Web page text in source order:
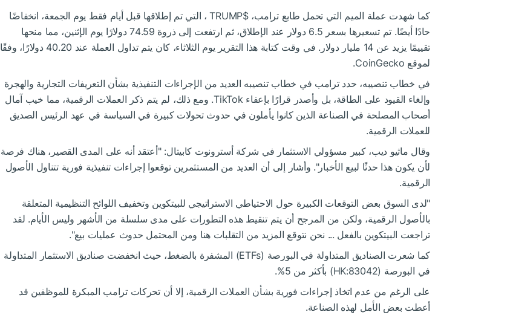
كما شهدت عملة الميم التي تحمل طابع ترامب،$TRUMP
، التي تم إطلاقها قبل أيام فقط يوم الجمعة، انخفاضًا
حادًا أيضًا. تم تسعيرها بسعر 6.5 دولار عند الإطلاق، ثم ارتفعت إلى ذروة 74.59 دولارًا يوم الإثنين، مما منحها
تقييمًا يزيد عن 14 مليار دولار. في وقت كتابة هذا التقرير يوم الثلاثاء، كان يتم تداول العملة عند 40.20 دولارًا، وفقًا
لموقع CoinGecko.
في خطاب تنصيبه، حدد ترامب في خطاب تنصيبه العديد من الإجراءات التنفيذية بشأن التعريفات التجارية والهجرة
وإلغاء القيود على الطاقة، بل وأصدر قرارًا بإعفاء TikTok. ومع ذلك، لم يتم ذكر العملات الرقمية، مما خيب آمال
أصحاب المصلحة في الصناعة الذين كانوا يأملون في حدوث تحولات كبيرة في السياسة في عهد الرئيس الصديق
للعملات الرقمية.
وقال ماثيو ديب، كبير مسؤولي الاستثمار في شركة أسترونوت كابيتال: "أعتقد أنه على المدى القصير، هناك فرصة
لأن يكون هذا حدثًا لبيع الأخبار". وأشار إلى أن العديد من المستثمرين توقعوا إجراءات تنفيذية فورية تتناول الأصول
الرقمية.
"لدى السوق بعض التوقعات الكبيرة حول الاحتياطي الاستراتيجي للبيتكوين وتخفيف اللوائح التنظيمية المتعلقة
بالأصول الرقمية، ولكن من المرجح أن يتم تنقيط هذه التطورات على مدى سلسلة من الأشهر وليس الأيام. لقد
تراجعت البيتكوين بالفعل ... نحن نتوقع المزيد من التقلبات هنا ومن المحتمل حدوث عمليات بيع".
كما شعرت الصناديق المتداولة في البورصة (ETFs) المشفرة بالضغط، حيث انخفضت صناديق الاستثمار المتداولة
في البورصة (HK:83042
) بأكثر من 5%.
على الرغم من عدم اتخاذ إجراءات فورية بشأن العملات الرقمية، إلا أن تحركات ترامب المبكرة للموظفين قد
أعطت بعض الأمل لهذه الصناعة.